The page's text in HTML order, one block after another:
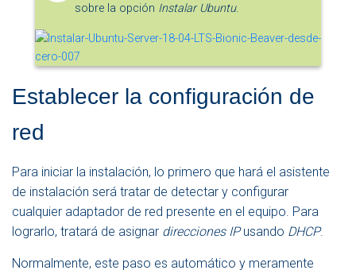
sobre la opción Instalar Ubuntu.
Establecer la configuración de
red
Para iniciar la instalación, lo primero que hará el asistente
de instalación será tratar de detectar y configurar
cualquier adaptador de red presente en el equipo. Para
lograrlo, tratará de asignar direcciones IPusando DHCP.
Normalmente, este paso es automático y meramente